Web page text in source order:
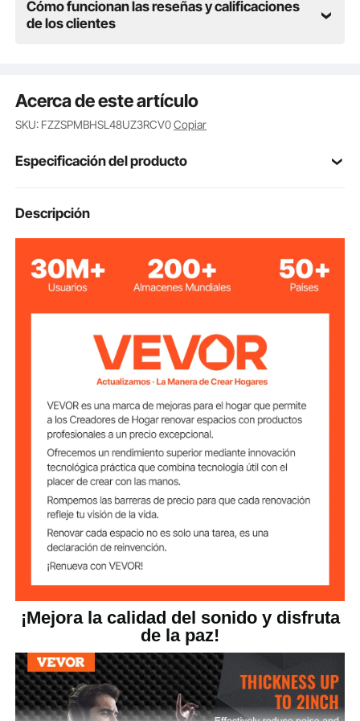
Cómo funcionan las reseñas y calificaciones
de los clientes
Acerca de este artículo
SKU: FZZSPMBHSL48UZ3RCV0Copiar
Especificación del producto
Número de
modelo
Densidad del
poliuretano
30 kg/m³
Número de piezas 4
Forma de huevo
Si es
autoadhesivo
No
Peso del producto 5,7 lbs/2,584 kg
Tamaño del
producto
48 x 24 x 2 pulgs/1200 x
600 x 50 mm
Descripción
¡Mejora la calidad del sonido y disfruta
de la paz!